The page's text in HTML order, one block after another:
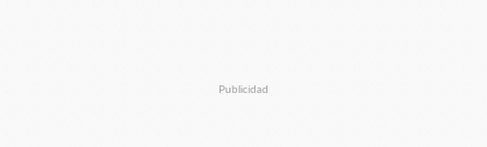
Publicidad